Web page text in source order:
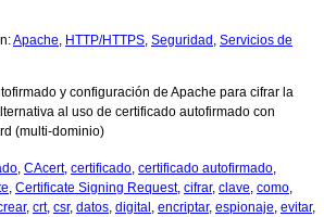
Apache HTTP/HTTPS Seguridad Servicios de
y configuración de Apache para cifrar la
al uso de certificado autofirmado con
(multi-dominio)
CAcert, certificado certificado autofirmado
Certificate Signing Request, cifrar, clave como
, crt, csr, datos digital encriptar, espionaje evitar,